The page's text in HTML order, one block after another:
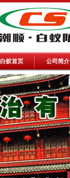
白蚁首页 公司简介